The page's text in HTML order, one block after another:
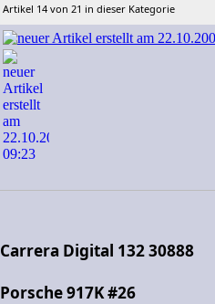
Artikel 14 von 21 in dieser Kategorie
Carrera Digital 132 30888
Porsche 917K #26